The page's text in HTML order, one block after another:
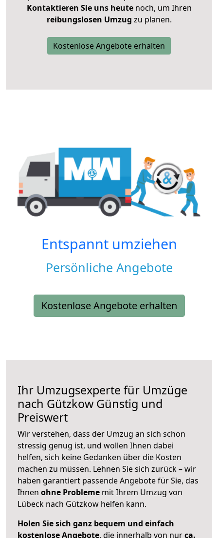
Kontaktieren Sie uns heutenoch, um Ihren
reibungslosen Umzug zu planen.
Kostenlose Angebote erhalten
Entspannt umziehen
Persönliche Angebote
Kostenlose Angebote erhalten
Ihr Umzugsexperte für Umzüge
nach Gützkow Günstig und
Preiswert
Wir verstehen, dass der Umzug an sich schon
stressig genug ist, und wollen Ihnen dabei
helfen, sich keine Gedanken über die Kosten
machen zu müssen. Lehnen Sie sich zurück – wir
haben garantiert passende Angebote für Sie, das
Ihnen ohne Probleme mit Ihrem Umzug von
Lübeck nach Gützkow helfen kann.
Holen Sie sich ganz bequem und einfach
kostenlose Angebote, die innerhalb von nurca.